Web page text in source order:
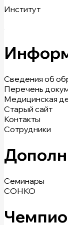
Институт
Сведения об
Перечень
Медицинская
Старый сайт
Контакты
Сотрудники
Семинары
СОНКО